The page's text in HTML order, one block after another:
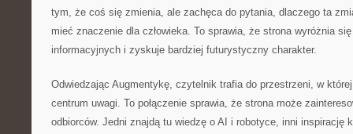
tym, że coś się zmienia, ale zachęca do pytania, dlaczego ta
mieć znaczenie dla człowieka. To sprawia, że strona wyróżnia
informacyjnych i zyskuje bardziej futurystyczny charakter.
Odwiedzając Augmentykę, czytelnik trafia do przestrzeni, w
centrum uwagi. To połączenie sprawia, że strona może
odbiorców. Jedni znajdą tu wiedzę o AI i robotyce, inni inspirację